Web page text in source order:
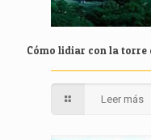
Cómo lidiar con la torre
Leer más